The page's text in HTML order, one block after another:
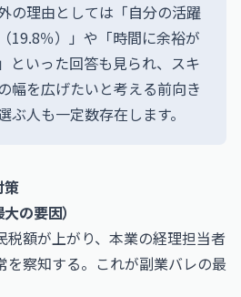
の理由としては「自分の活躍
19.8％）」や「時間に余裕が
といった回答も見られ、スキ
幅を広げたいと考える前向き
ぶ人も一定数存在します。
策
の要因）
税額が上がり、本業の経理担当者
を察知する。これが副業バレの最